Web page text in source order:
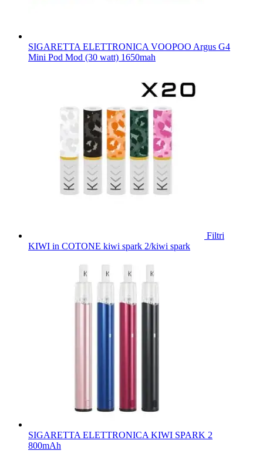
SIGARETTA ELETTRONICA VOOPOO Argus G4
Mini Pod Mod (30 watt) 1650mah
Filtri
KIWI in COTONE kiwi spark 2/kiwi spark
SIGARETTA ELETTRONICA KIWI SPARK 2
800mAh